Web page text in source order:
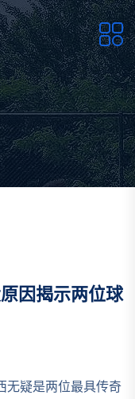
因揭示两位球
无疑是两位最具传奇